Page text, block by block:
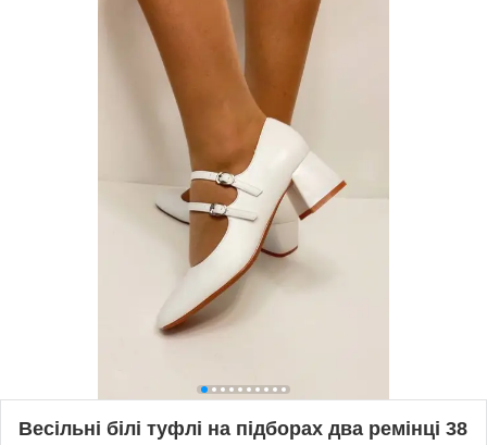
Весільні білі туфлі на підборах два ремінці 38